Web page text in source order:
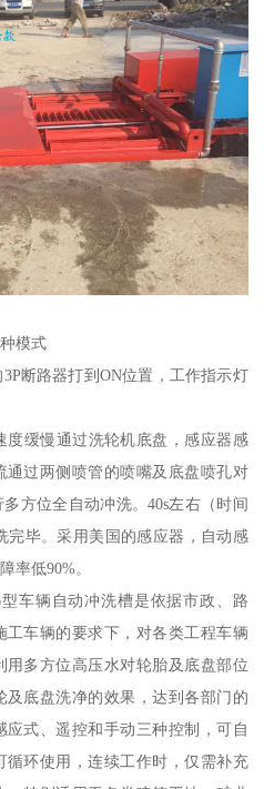
模式
断路器打到ON位置，工作指示灯
度缓慢通过洗轮机底盘，感应器感
过两侧喷管的喷嘴及底盘喷孔对
方位全自动冲洗。40s左右（时间
完毕。采用美国的感应器，自动感
率低90%。
车辆自动冲洗槽是依据市政、路
车辆的要求下，对各类工程车辆
多方位高压水对轮胎及底盘部位
底盘洗净的效果，达到各部门的
应式、遥控和手动三种控制，可自
环使用，连续工作时，仅需补充